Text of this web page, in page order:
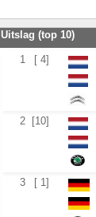
Uitslag (top 10)
1 [ 4]
2
[10]
3
[ 1]